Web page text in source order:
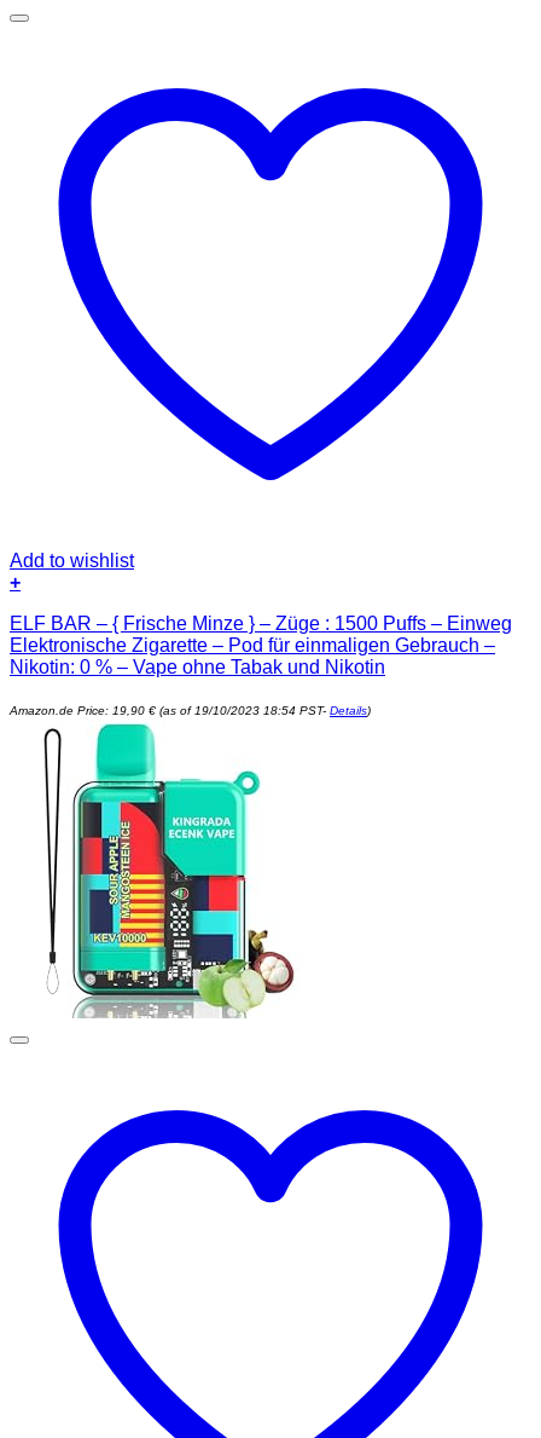
Add to wishlist
+
ELF BAR – { Frische Minze } – Züge : 1500 Puffs – Einweg
Elektronische Zigarette – Pod für einmaligen Gebrauch –
Nikotin: 0 % – Vape ohne Tabak und Nikotin
Amazon.de Price: 19,90 € (as of 19/10/2023 18:54 PST- Details)